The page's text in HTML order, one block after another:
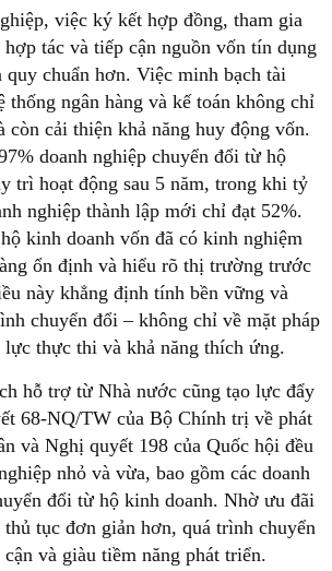
việc ký kết hợp đồng, tham gia
tác và tiếp cận nguồn vốn tín dụng
quy chuẩn hơn. Việc minh bạch tài
thống ngân hàng và kế toán không chỉ
còn cải thiện khả năng huy động vốn.
doanh nghiệp chuyển đổi từ hộ
trì hoạt động sau 5 năm, trong khi tỷ
nghiệp thành lập mới chỉ đạt 52%.
kinh doanh vốn đã có kinh nghiệm
ổn định và hiểu rõ thị trường trước
này khẳng định tính bền vững và
chuyển đổi – không chỉ về mặt pháp
lực thực thi và khả năng thích ứng.
hỗ trợ từ Nhà nước cũng tạo lực đẩy
68-NQ/TW của Bộ Chính trị về phát
và Nghị quyết 198 của Quốc hội đều
nhỏ và vừa, bao gồm các doanh
đổi từ hộ kinh doanh. Nhờ ưu đãi
tục đơn giản hơn, quá trình chuyển
và giàu tiềm năng phát triển.